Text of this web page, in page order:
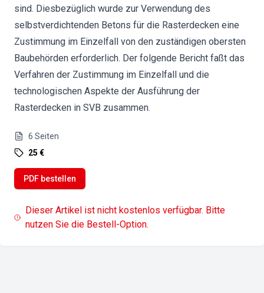
sind. Diesbezüglich wurde zur Verwendung des
selbstverdichtenden Betons für die Rasterdecken eine
Zustimmung im Einzelfall von den zuständigen obersten
Baubehörden erforderlich. Der folgende Bericht faßt das
Verfahren der Zustimmung im Einzelfall und die
technologischen Aspekte der Ausführung der
Rasterdecken in SVB zusammen.
6 Seiten
25 €
PDF bestellen
Dieser Artikel ist nicht kostenlos verfügbar. Bitte
nutzen Sie die Bestell-Option.